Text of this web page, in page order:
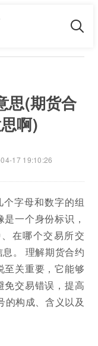
思(期货合
啊)
17 19:10:26
字母和数字的组
一个身份标识，
在哪个交易所交
。 理解期货合约
至关重要，它能够
免交易错误，提高
的构成、含义以及